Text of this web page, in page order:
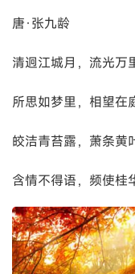
唐·张九龄
清迥江城月，流光万
所思如梦里，相望在
皎洁青苔露，萧条黄
含情不得语，频使桂